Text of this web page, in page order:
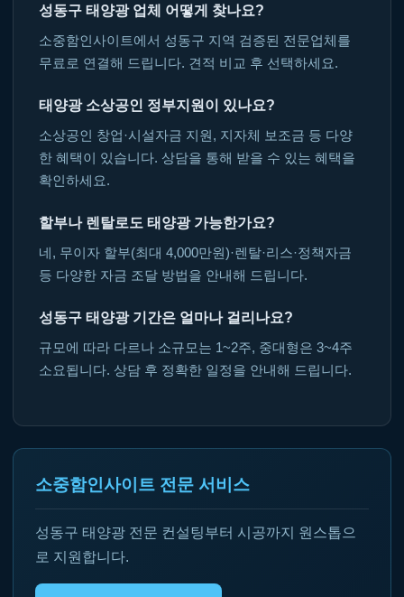
성동구 태양광 업체 어떻게 찾나요?
소중함인사이트에서 성동구 지역 검증된 전문업체를
무료로 연결해 드립니다. 견적 비교 후 선택하세요.
태양광 소상공인 정부지원이 있나요?
소상공인 창업·시설자금 지원, 지자체 보조금 등 다양
한 혜택이 있습니다. 상담을 통해 받을 수 있는 혜택을
확인하세요.
할부나 렌탈로도 태양광 가능한가요?
네, 무이자 할부(최대 4,000만원)·렌탈·리스·정책자금
등 다양한 자금 조달 방법을 안내해 드립니다.
성동구 태양광 기간은 얼마나 걸리나요?
규모에 따라 다르나 소규모는 1~2주, 중대형은 3~4주
소요됩니다. 상담 후 정확한 일정을 안내해 드립니다.
소중함인사이트 전문 서비스
성동구 태양광 전문 컨설팅부터 시공까지 원스톱으
로 지원합니다.